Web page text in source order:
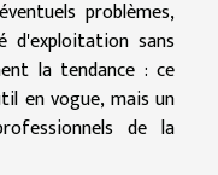
problèmes,
d'exploitation sans
la tendance : ce
en vogue, mais un
de la